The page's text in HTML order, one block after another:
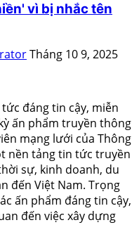
vì bị nhắc tên
Tháng 10 9, 2025
tức đáng tin cậy, miễn
ấn phẩm truyền thông
mạng lưới của Thông
nền tảng tin tức truyền
sự, kinh doanh, du
đến Việt Nam. Trọng
ấn phẩm đáng tin cậy,
đến việc xây dựng